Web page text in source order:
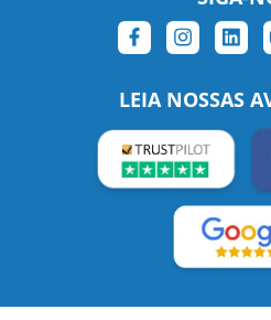
SIGA-
LEIA NOSSAS